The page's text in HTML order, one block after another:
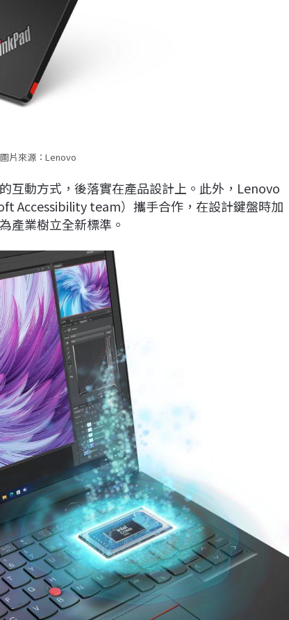
片來源：Lenovo
互動方式，後落實在產品設計上。此外，Lenovo
Accessibility team）攜手合作，在設計鍵盤時加
產業樹立全新標準。